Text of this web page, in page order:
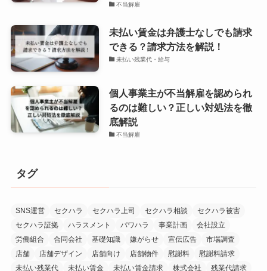
不当解雇
未払い賃金は弁護士なしでも請求
できる？請求方法を解説！
未払い残業代・給与
個人事業主が不当解雇を認められ
るのは難しい？正しい対処法を徹
底解説
不当解雇
タグ
SNS運営 セクハラ セクハラ上司 セクハラ相談
セクハラ被害
セクハラ証拠
ハラスメント パワハラ 事業計画
会社設立
労働組合
合同会社 基礎知識 嫌がらせ 宣伝広告
市場調査
店舗
店舗デザイン 店舗向け 店舗物件 慰謝料
慰謝料請求
未払い残業代
未払い賃金 未払い賃金請求 株式会社
残業代請求